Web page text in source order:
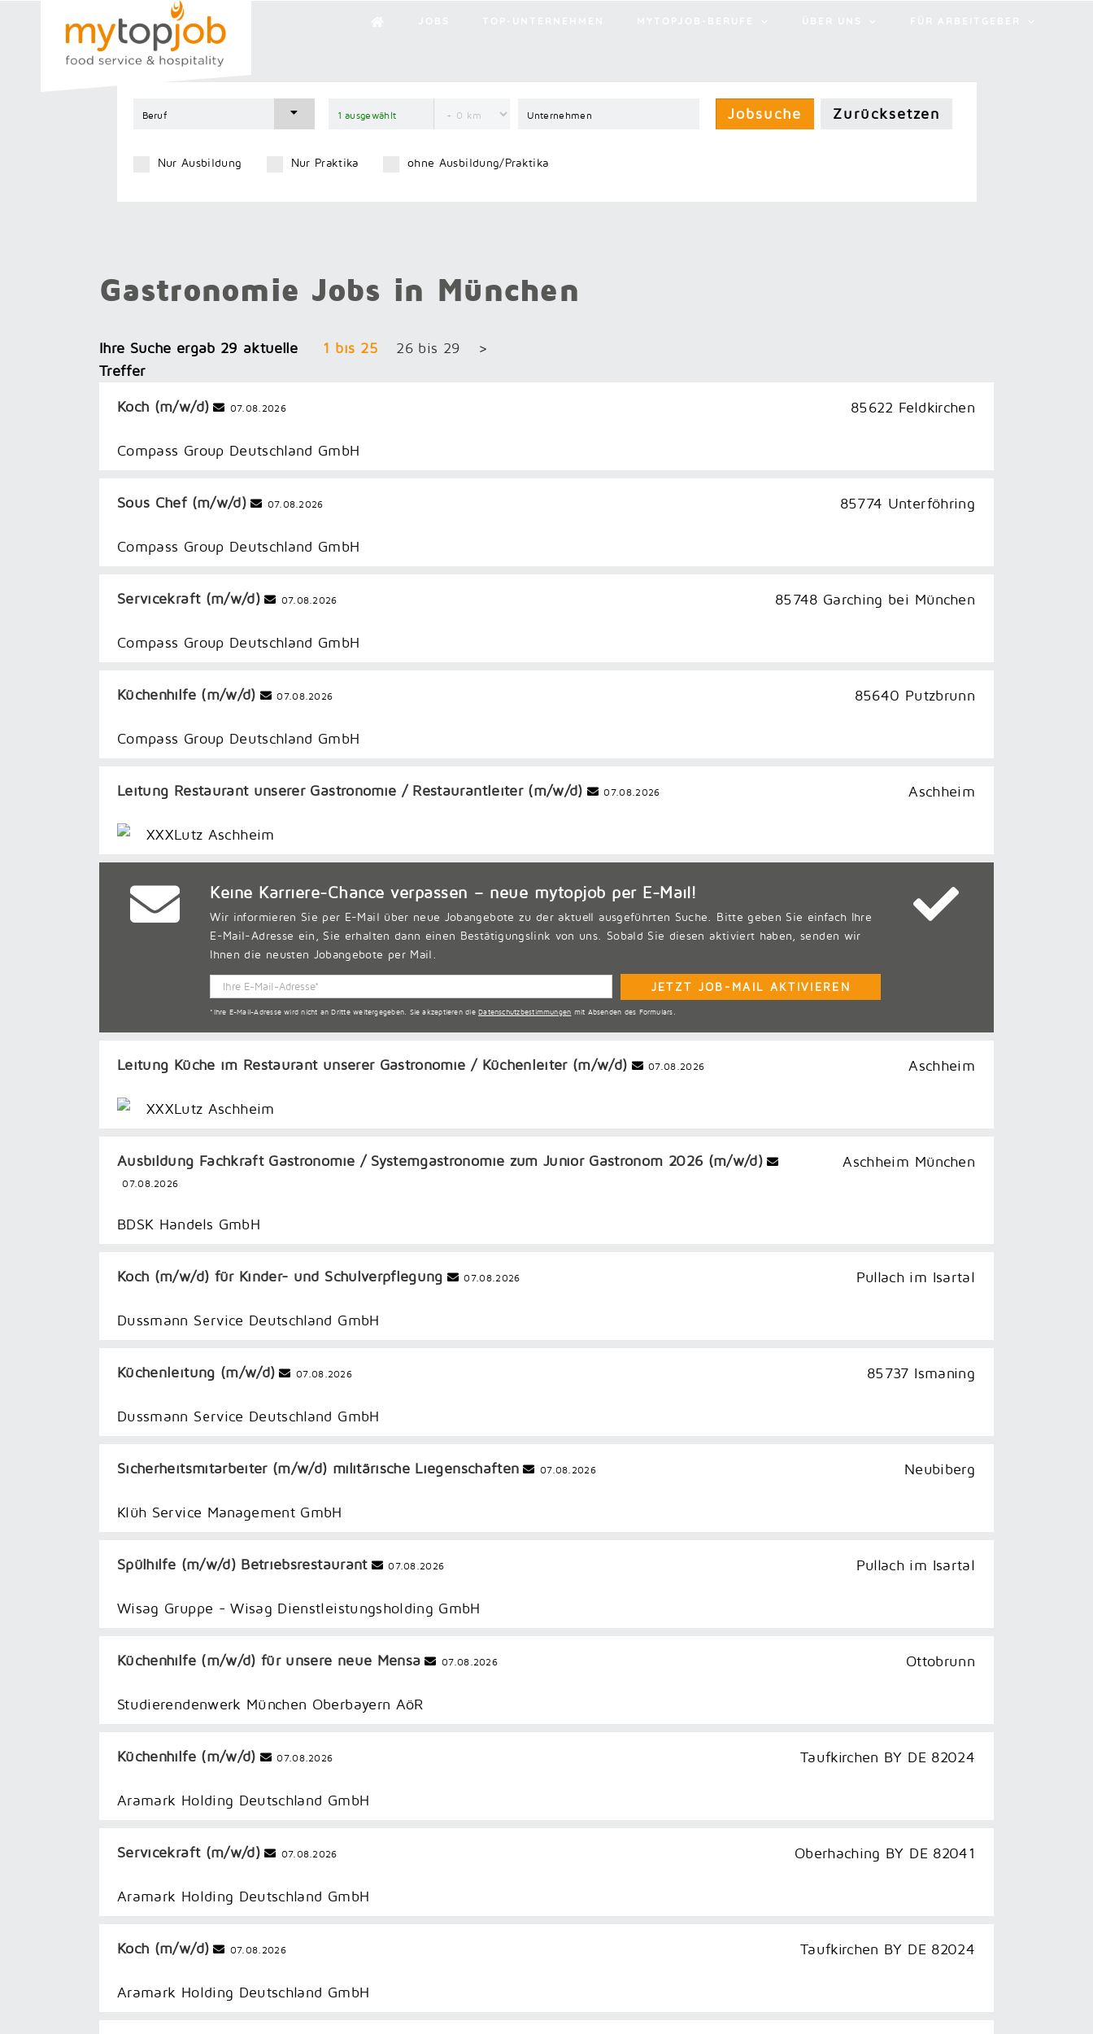
Nur Ausbildung Nur Praktika ohne Ausbildung/Praktika
Gastronomie Jobs in München
Ihre Suche ergab 29 aktuelle
Treffer
1 bis 25 26 bis 29 >
Koch (m/w/d) 07.08.2026 85622 Feldkirchen
Compass Group Deutschland GmbH
Sous Chef (m/w/d) 07.08.2026 85774 Unterföhring
Compass Group Deutschland GmbH
Servicekraft (m/w/d) 07.08.2026 85748 Garching bei München
Compass Group Deutschland GmbH
Küchenhilfe (m/w/d) 07.08.2026 85640 Putzbrunn
Compass Group Deutschland GmbH
Leitung Restaurant unserer Gastronomie / Restaurantleiter (m/w/d) 07.08.2026 Aschheim
XXXLutz Aschheim
Keine Karriere-Chance verpassen – neue mytopjob per E-Mail!
Wir informieren Sie per E-Mail über neue Jobangebote zu der aktuell ausgeführten Suche. Bitte geben Sie einfach Ihre
E-Mail-Adresse ein, Sie erhalten dann einen Bestätigungslink von uns. Sobald Sie diesen aktiviert haben, senden wir
Ihnen die neusten Jobangebote per Mail.
*Ihre E-Mail-Adresse wird nicht an Dritte weitergegeben. Sie akzeptieren dieDatenschutzbestimmungen mit Absenden des Formulars.
Leitung Küche im Restaurant unserer Gastronomie / Küchenleiter (m/w/d) 07.08.2026 Aschheim
XXXLutz Aschheim
Ausbildung Fachkraft Gastronomie / Systemgastronomie zum Junior Gastronom 2026 (m/w/d)
07.08.2026
Aschheim München
BDSK Handels GmbH
Koch (m/​w/​d) für Kinder- und Schulverpflegung 07.08.2026 Pullach im Isartal
Dussmann Service Deutschland GmbH
Küchenleitung (m/w/d) 07.08.2026 85737 Ismaning
Dussmann Service Deutschland GmbH
Sicherheitsmitarbeiter (m/w/d) militärische Liegenschaften 07.08.2026 Neubiberg
Klüh Service Management GmbH
Spülhilfe (m/w/d) Betriebsrestaurant 07.08.2026 Pullach im Isartal
Wisag Gruppe - Wisag Dienstleistungsholding GmbH
Küchenhilfe (m/w/d) für unsere neue Mensa 07.08.2026 Ottobrunn
Studierendenwerk München Oberbayern AöR
Küchenhilfe (m/w/d) 07.08.2026 Taufkirchen BY DE 82024
Aramark Holding Deutschland GmbH
Servicekraft (m/w/d) 07.08.2026 Oberhaching BY DE 82041
Aramark Holding Deutschland GmbH
Koch (m/w/d) 07.08.2026 Taufkirchen BY DE 82024
Aramark Holding Deutschland GmbH